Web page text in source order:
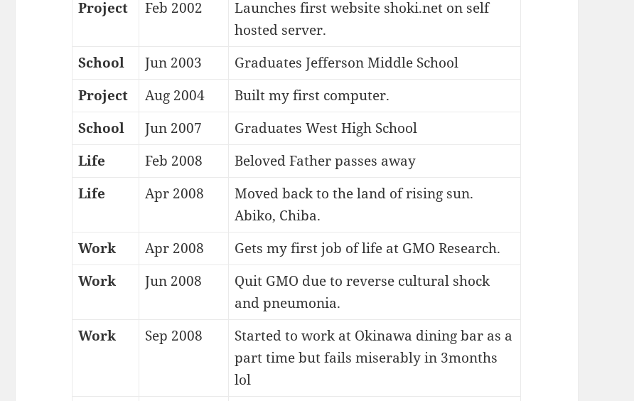
Project
Feb 2002
Launches first website shoki.net on self
hosted server.
School
Jun 2003
Graduates Jefferson Middle School
Project
Aug 2004
Built my first computer.
School
Jun 2007
Graduates West High School
Life
Feb 2008
Beloved Father passes away
Life
Apr 2008
Moved back to the land of rising sun.
Abiko, Chiba.
Work
Apr 2008
Gets my first job of life at GMO Research.
Work
Jun 2008
Quit GMO due to reverse cultural shock
and pneumonia.
Work
Sep 2008
Started to work at Okinawa dining bar as a
part time but fails miserably in 3months
lol